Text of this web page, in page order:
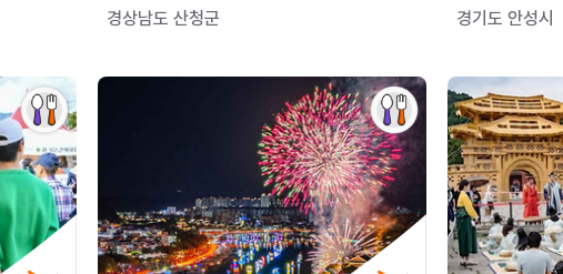
경상남도 산청군
경기도 안성시